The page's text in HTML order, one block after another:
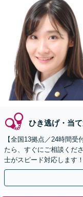
ひき逃げ・当
【全国13拠点／24時間
たら、すぐにご相談くだ
士がスピード対応します
動を行います。